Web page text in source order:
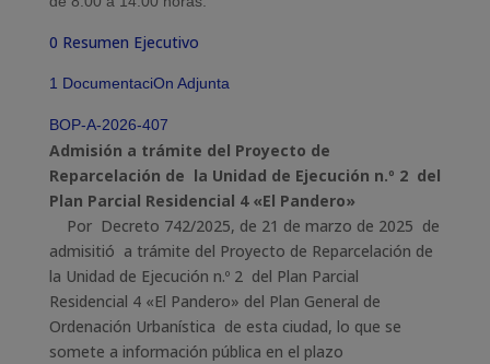
0 Resumen Ejecutivo
1 DocumentaciOn Adjunta
BOP-A-2026-407
Admisión a trámite del Proyecto de
Reparcelación de la Unidad de Ejecución n.º 2 del
Plan Parcial Residencial 4 «El Pandero»
Por Decreto 742/2025, de 21 de marzo de 2025 de
admisitió a trámite del Proyecto de Reparcelación de
la Unidad de Ejecución n.º 2 del Plan Parcial
Residencial 4 «El Pandero» del Plan General de
Ordenación Urbanística de esta ciudad, lo que se
somete a información pública en el plazo